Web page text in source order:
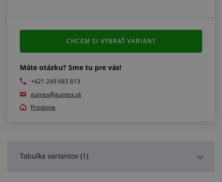
Máte otázku? Sme tu pre vás!
+421 249 683 813
gumex@gumex.sk
Predajne
CHCEM SI VYBRAŤ VARIANT
Tabuľka variantov (1)